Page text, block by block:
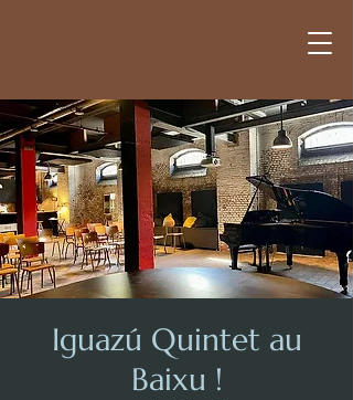
Iguazú Quintet au
Baixu !